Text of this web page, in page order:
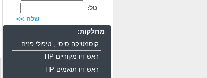
טל:
שלח >>
מחלקות:
קוסמטיקה סיסי , טיפולי פנים
ראש דיו מקוריים HP
ראש דיו תואמים HP